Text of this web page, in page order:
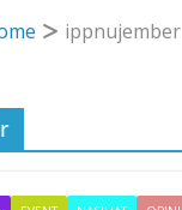
ippnujember